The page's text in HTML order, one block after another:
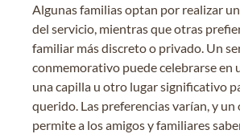
Algunas familias optan por realizar
del servicio, mientras que otras
familiar más discreto o privado. Un
conmemorativo puede celebrarse en
una capilla u otro lugar significativo
querido. Las preferencias varían, y
permite a los amigos y familiares